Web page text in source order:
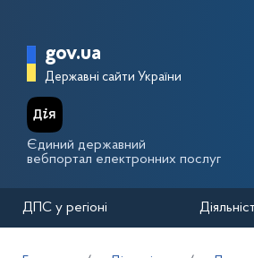
Головна сторінка
gov.ua
Державні сайти України
Єдиний державний
вебпортал електронних послуг
ДПС у регіоні